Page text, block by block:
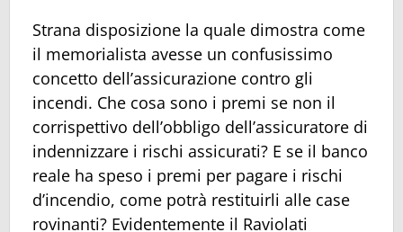
Strana disposizione la quale dimostra come
il memorialista avesse un confusissimo
concetto dell’assicurazione contro gli
incendi. Che cosa sono i premi se non il
corrispettivo dell’obbligo dell’assicuratore di
indennizzare i rischi assicurati? E se il banco
reale ha speso i premi per pagare i rischi
d’incendio, come potrà restituirli alle case
rovinanti? Evidentemente il Raviolati